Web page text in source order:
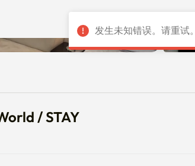
World / STAY
/ STAY
发生未知错误。请重试。